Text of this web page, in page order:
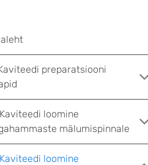
preparatsiooni
loomine
mälumispinnale
loomine